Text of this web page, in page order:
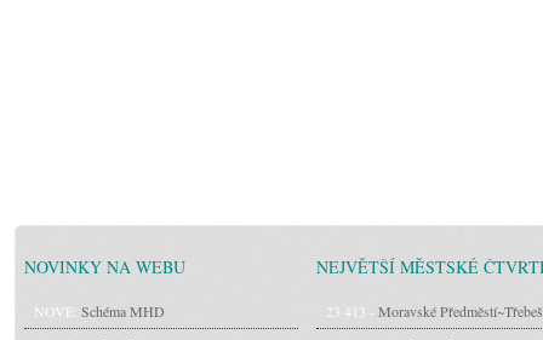
NOVINKY NA WEBU
NOVÉ: Schéma MHD
NEJVĚTŠÍ MĚSTSKÉ
23 413 - Moravské Předměstí~Třebeš